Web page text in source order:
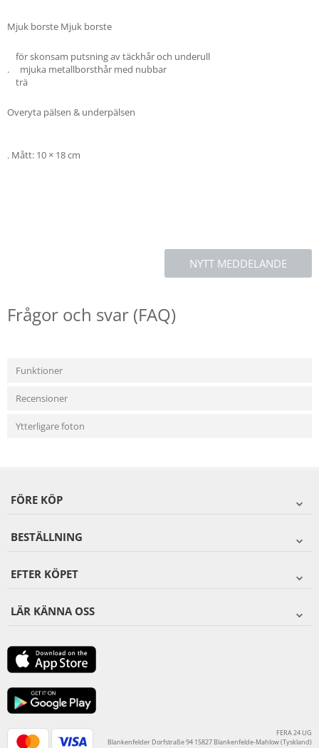
Mjuk borste Mjuk borste
för skonsam putsning av täckhår och underull
. mjuka metallborsthår med nubbar
trä
Overyta pälsen & underpälsen
. Mått: 10 × 18 cm
NYTT MEDDELANDE
Frågor och svar (FAQ)
Funktioner
Recensioner
Ytterligare foton
FÖRE KÖP
BESTÄLLNING
EFTER KÖPET
LÄR KÄNNA OSS
FERA 24 UG
Blankenfelder Dorfstraße 94 15827 Blankenfelde-Mahlow (Tyskland)